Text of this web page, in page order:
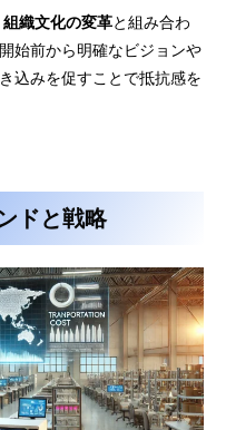
組織文化の変革と組み合わ
始前から明確なビジョンや
込みを促すことで抵抗感を
ドと戦略